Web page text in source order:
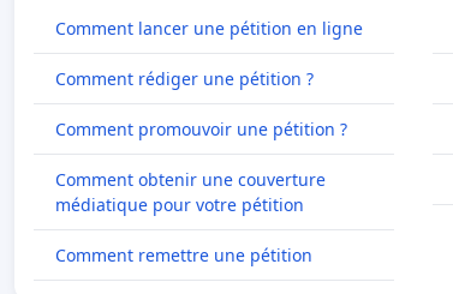
Comment lancer une pétition en ligne
Comment rédiger une pétition ?
Comment promouvoir une pétition ?
Comment obtenir une couverture
médiatique pour votre pétition
Comment remettre une pétition